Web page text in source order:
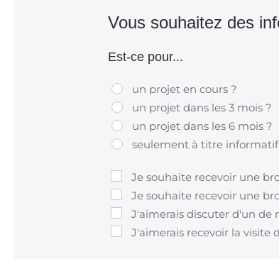
Vous souhaitez des
Est-ce pour...
un projet en cours ?
un projet dans les 3 mois ?
un projet dans les 6 mois ?
seulement à titre informatif
Je souhaite recevoir une
Je souhaite recevoir une
J'aimerais discuter d'un de
J'aimerais recevoir la visite